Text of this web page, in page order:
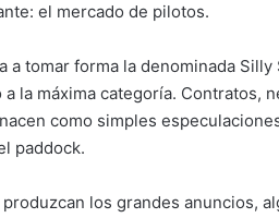
el mercado de pilotos.
a tomar forma la denominada
a la máxima categoría. Contratos,
como simples
paddock.
los grandes anuncios,